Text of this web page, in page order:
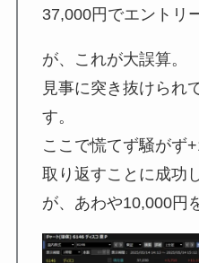
37,000円でエントリ
が、これが大誤算。
見事に突き抜けられ
す。
ここで慌てず騒がず
取り返すことに成功
が、あわや10,000円